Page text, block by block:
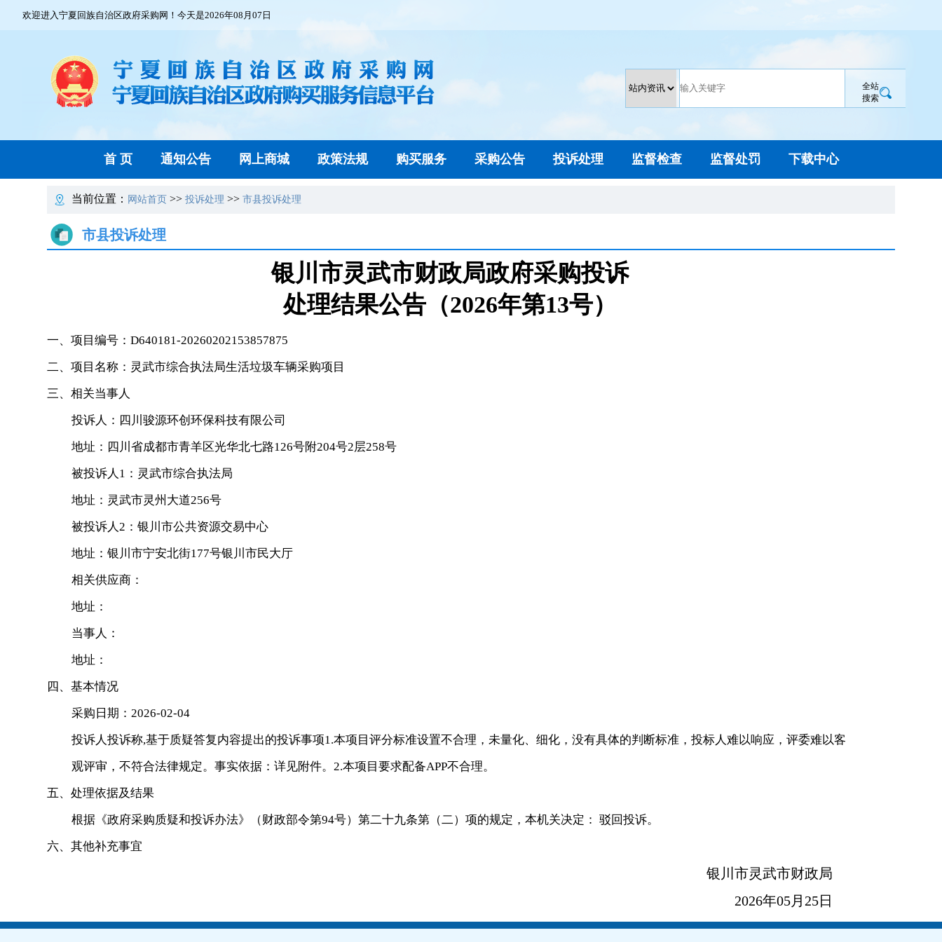
欢迎进入宁夏回族自治区政府采购网！今天是2026年08月07日
全站
搜索
首 页 通知公告 网上商城 政策法规 购买服务 采购公告 投诉处理 监督检查 监督处罚 下载中心
当前位置： 网站首页 >> 投诉处理 >> 市县投诉处理
市县投诉处理
银川市灵武市财政局政府采购投诉
处理结果公告（2026年第13号）
一、项目编号： D640181-20260202153857875
二、项目名称： 灵武市综合执法局生活垃圾车辆采购项目
三、相关当事人
投诉人：四川骏源环创环保科技有限公司
地址：四川省成都市青羊区光华北七路126号附204号2层258号
被投诉人1：灵武市综合执法局
地址：灵武市灵州大道256号
被投诉人2：银川市公共资源交易中心
地址：银川市宁安北街177号银川市民大厅
相关供应商：
地址：
当事人：
地址：
四、基本情况
采购日期：2026-02-04
投诉人投诉称,基于质疑答复内容提出的投诉事项1.本项目评分标准设置不合理，未量化、细化，没有具体的判断标准，投标人难以响应，评委难以客
观评审，不符合法律规定。事实依据：详见附件。2.本项目要求配备APP不合理。
五、处理依据及结果
根据《政府采购质疑和投诉办法》（财政部令第94号）第二十九条第（二）项的规定，本机关决定： 驳回投诉。
六、其他补充事宜
银川市灵武市财政局
2026年05月25日